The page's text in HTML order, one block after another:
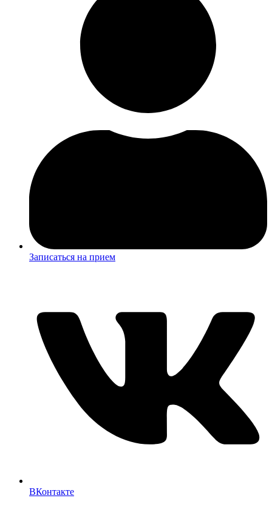
Записаться на прием
ВКонтакте